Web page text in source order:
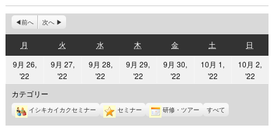
前へ 次へ
月
曜
日
火
曜
日
水水
曜
日
木
曜
日
金金
曜
日
土
曜
日
日
曜
日
9月 26,
'22
年
9
月
26
9月 27,
'22
9
月
27
9月 28,
'22
9
月
28
9月 29,
'222022
9
月
29
9月 30,
'222022
9
月
30
10月 1,
'222022
10
月
1
10月 2,
'222022
2
カテゴリー
イシキカイカクセミナー セミナー 研修・ツアー すべて